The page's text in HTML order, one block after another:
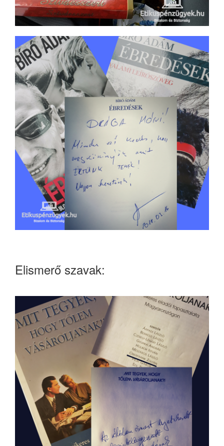
Elismerő szavak: